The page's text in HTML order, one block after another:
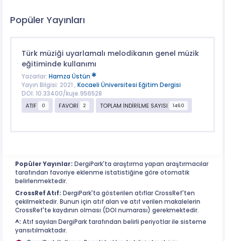
Popüler Yayınları
Türk müziği uyarlamalı melodikanın genel müzik
eğitiminde kullanımı
Yazarlar: Hamza Üstün
Yayın Bilgisi: 2021 , Kocaeli Üniversitesi Eğitim Dergisi
DOI: 10.33400/kuje.956528
ATIF
0 FAVORİ 2 TOPLAM İNDİRİLME SAYISI 1460
Popüler Yayınlar: DergiPark'ta araştırma yapan araştırmacılar
tarafından favoriye eklenme istatistiğine göre otomatik
belirlenmektedir.
CrossRef Atıf: DergiPark'ta gösterilen atıflar CrossRef'ten
çekilmektedir. Bunun için atıf alan ve atıf verilen makalelerin
CrossRef'te kaydının olması (DOI numarası) gerekmektedir.
^: Atıf sayıları DergiPark tarafından belirli periyotlar ile sisteme
yansıtılmaktadır.